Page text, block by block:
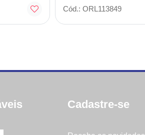
Cód.: ORL113849
Cadastre-se